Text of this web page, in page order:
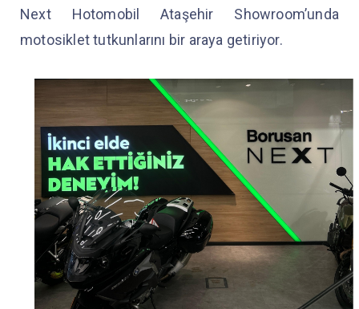
Next Hotomobil Ataşehir Showroom’unda
motosiklet tutkunlarını bir araya getiriyor.